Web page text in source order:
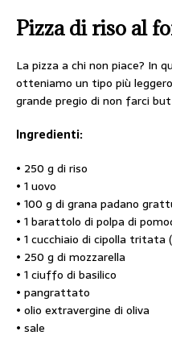
Pizza di riso al
La pizza a chi non piace? In
otteniamo un tipo più
grande pregio di non farci
Ingredienti:
• 250 g di riso
• 1 uovo
• 100 g di grana padano
• 1 barattolo di polpa di
• 1 cucchiaio di cipolla tritata
• 250 g di mozzarella
• 1 ciuffo di basilico
• pangrattato
• olio extravergine di oliva
• sale